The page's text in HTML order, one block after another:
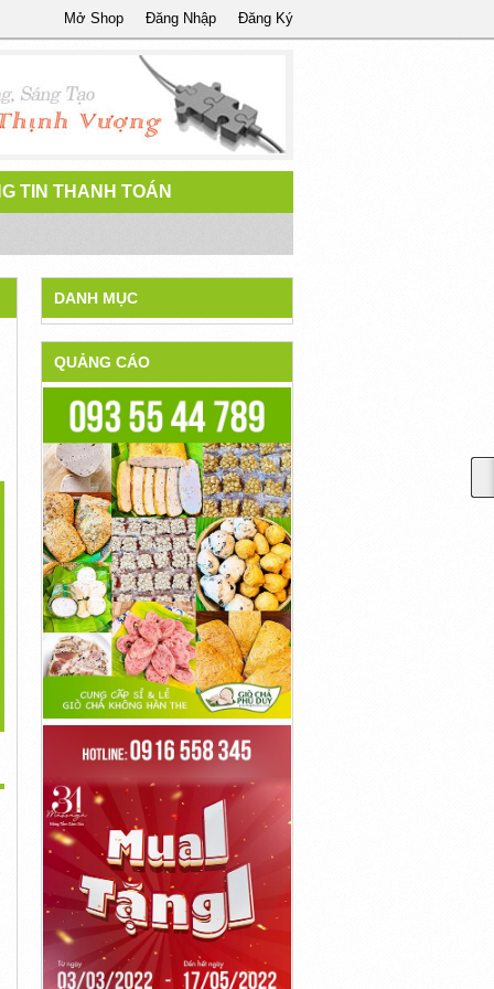
Đăng Ký
Đăng Nhập
Mở Shop
TIN THANH TOÁN
Phân Tích:
Thầy Park...
IEURO2020 Phân Tích:
Messi Và Mbappe...
1,000đ
>
DANH MỤC
QUẢNG CÁO